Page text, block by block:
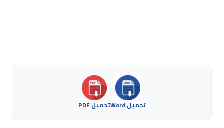
تحميل Word تحميل PDF